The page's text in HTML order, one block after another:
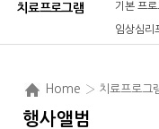
치료프로그램 기본 프
임상심리
Home › 치료프로그
행사앨범